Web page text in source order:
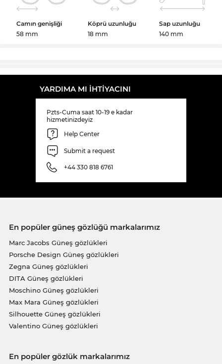
Camın genişliği
58 mm
Köprü uzunluğu
18 mm
Sap uzunluğu
140 mm
YARDIMA MI IHTIYACINI
Pzts-Cuma saat 10-19 e kadar
hizmetinizdeyiz
Help Center
Submit a request
+44 330 818 6761
En popüler güneş gözlüğü markalarımız
Marc Jacobs Güneş gözlükleri
Porsche Design Güneş gözlükleri
Zegna Güneş gözlükleri
DITA Güneş gözlükleri
Moschino Güneş gözlükleri
Max Mara Güneş gözlükleri
Silhouette Güneş gözlükleri
Valentino Güneş gözlükleri
En popüler gözlük markalarımız